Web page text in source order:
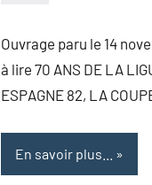
Ouvrage paru le 14
à lire 70 ANS DE LA
ESPAGNE 82, LA
En savoir plus...